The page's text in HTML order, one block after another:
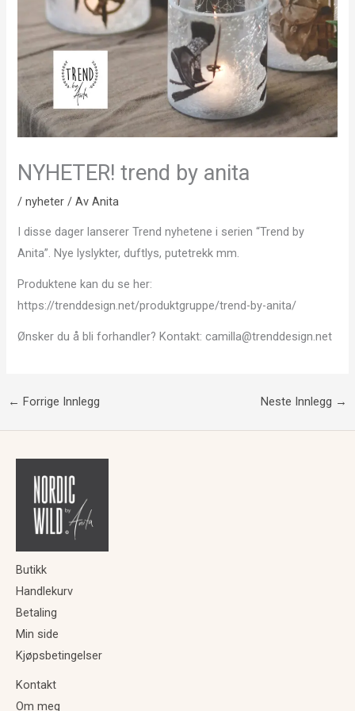
NYHETER! trend by anita
/nyheter / Av Anita
I disse dager lanserer Trend nyhetene i serien “Trend by
Anita”. Nye lyslykter, duftlys, putetrekk mm.
Produktene kan du se her:
https://trenddesign.net/produktgruppe/trend-by-anita/
Ønsker du å bli forhandler? Kontakt: camilla@trenddesign.net
← Forrige Innlegg Neste Innlegg →
Butikk
Handlekurv
Betaling
Min side
Kjøpsbetingelser
Kontakt
Om meg